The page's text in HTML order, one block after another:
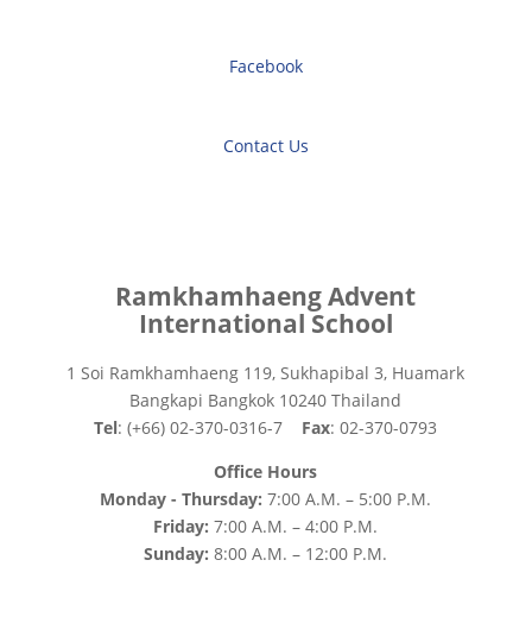
Facebook
Contact Us
Ramkhamhaeng Advent
International School
1 Soi Ramkhamhaeng 119, Sukhapibal 3, Huamark
Bangkapi Bangkok 10240 Thailand
Tel: (+66) 02-370-0316-7 Fax: 02-370-0793
Office Hours
Monday - Thursday:7:00 A.M. – 5:00 P.M.
Friday:7:00 A.M. – 4:00 P.M.
Sunday:8:00 A.M. – 12:00 P.M.